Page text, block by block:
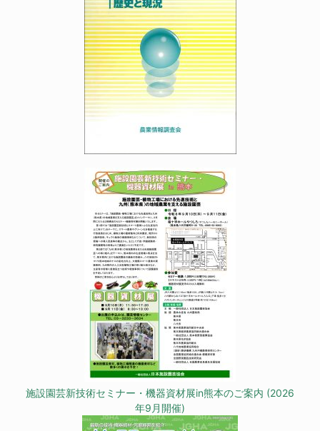
施設園芸新技術セミナー・機器資材展in熊本のご案内 (2026
年9月開催)